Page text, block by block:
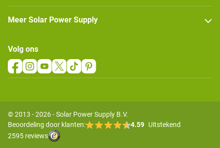
Meer Solar Power Supply
Volg ons
© 2013 - 2026 - Solar Power Supply B.V.
Beoordeling door klanten:
4.59 Uitstekend
2595 reviews